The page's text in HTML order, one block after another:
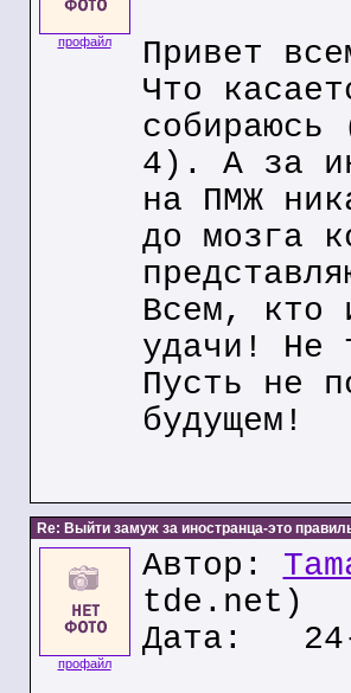
профайл
Привет
Что
4). А за
на ПМЖ
до мозга
Всем, кто
удачи! Не
Пусть не
будущем!
Re: Выйти замуж за иностранца-это
профайл
Автор:
tde.net)
Дата: 24-